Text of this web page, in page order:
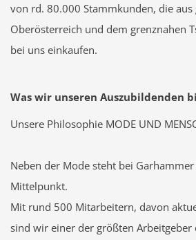
von rd. 80.000 Stammkunden, die aus
Oberösterreich und dem grenznahen
bei uns einkaufen.
Was wir unseren Auszubildenden
Unsere Philosophie MODE UND
Neben der Mode steht bei
Mittelpunkt.
Mit rund 500 Mitarbeitern, davon
sind wir einer der größten Arbeitgeber